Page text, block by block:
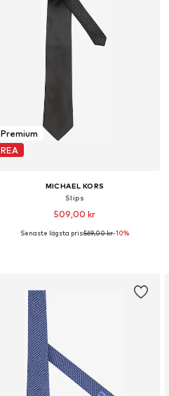
Premium
REA
MICHAEL KORS
Slips
509,00 kr
+4
Tillgängliga storlekar: One Size
Senaste lägsta pris:569,00 kr-10%